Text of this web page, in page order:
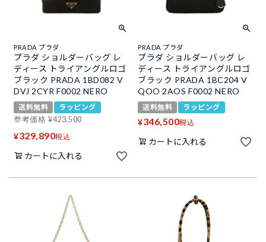
PRADA プラダ
プラダ ショルダーバッグ レ
ディース トライアングルロゴ
ブラック PRADA 1BD082 V
DVJ 2CYR F0002 NERO
送料無料
ラッピング
参考価格 ¥423,500
¥329,890税込
カートに入れる
PRADA プラダ
プラダ ショルダーバッグ レ
ディース トライアングルロゴ
ブラック PRADA 1BC204 V
QOO 2AOS F0002 NERO
送料無料 ラッピング
¥346,500税込
カートに入れる